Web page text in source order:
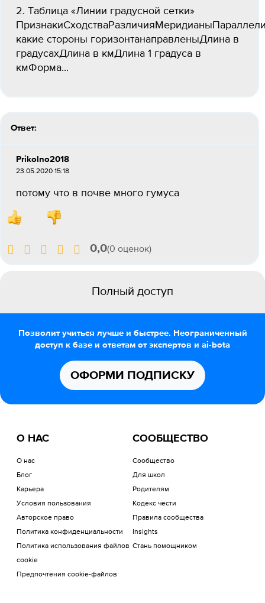
2. Таблица «Линии градусной сетки»
какие стороны горизонтанаправленыДлина в
градусахДлина в кмДлина 1 градуса в
кмФорма...
Ответ:
Prikolno2018
23.05.2020 15:18
потому что в почве много гумуса
0,0(0 оценок)
Полный доступ
Позволит учиться лучше и быстрее. Неограниченный
доступ к базе и ответам от экспертов и ai-bota
ОФОРМИ ПОДПИСКУ
О НАС
О нас
Блог
Карьера
Условия пользования
Авторское право
Политика конфиденциальности
Политика использования файлов
cookie
Предпочтения cookie-файлов
СООБЩЕСТВО
Сообщество
Для школ
Родителям
Кодекс чести
Правила сообщества
Insights
Стань помощником